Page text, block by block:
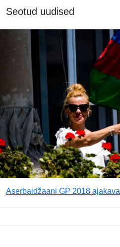
Seotud uudised
Aserbaidžaani GP 2018 ajakava